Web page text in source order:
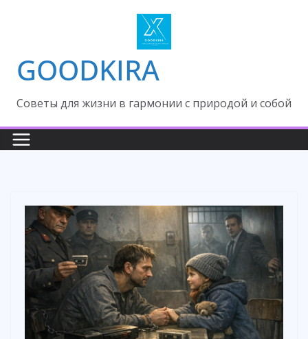
GOODKIRA
Cоветы для жизни в гармонии с природой и собой